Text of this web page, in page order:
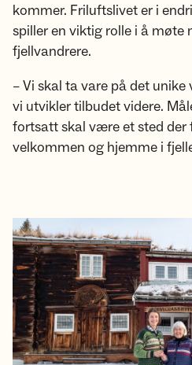
kommer. Friluftslivet er i
spiller en viktig rolle i å møte
fjellvandrere.
– Vi skal ta vare på det
vi utvikler tilbudet videre.
fortsatt skal være et sted der
velkommen og hjemme i